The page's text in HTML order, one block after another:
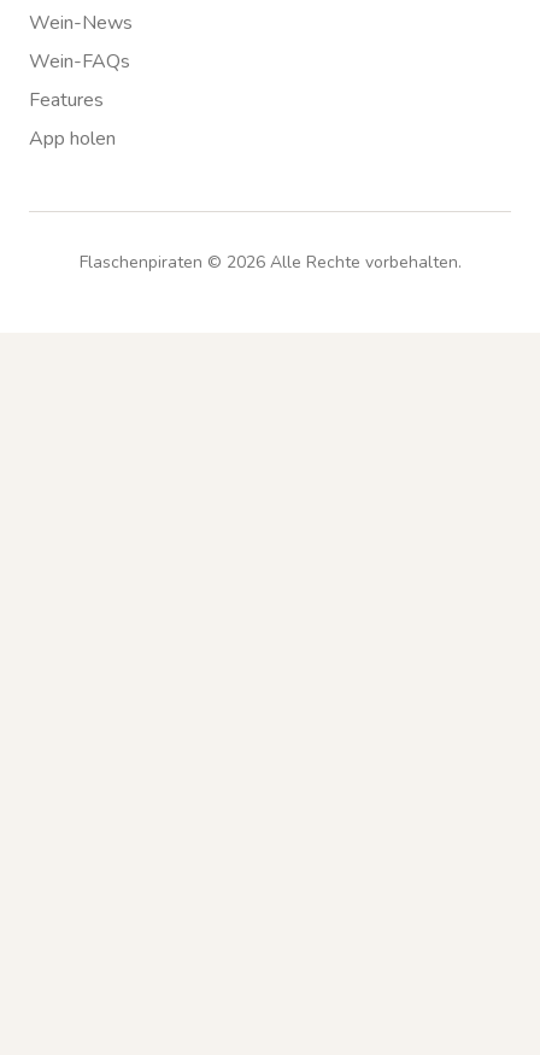
Wein-News
Wein-FAQs
Features
App holen
Flaschenpiraten © 2026Alle Rechte vorbehalten.